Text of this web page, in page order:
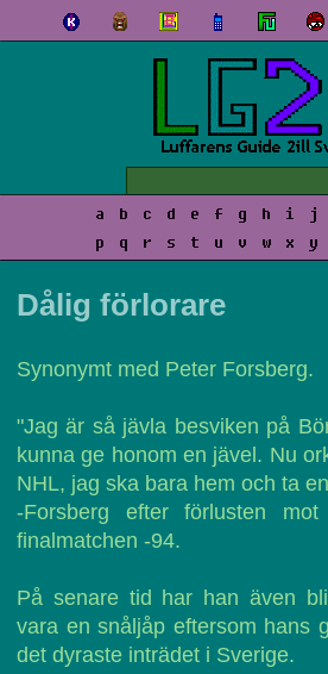
a b c d e f g h i j
p
q r s t u v w x y
Dålig förlorare
Synonymt med Peter Forsberg.
"Jag är så jävla besviken på
kunna ge honom en jävel. Nu
NHL, jag ska bara hem och ta
-Forsberg efter förlusten
finalmatchen -94.
På senare tid har han även
vara en snåljåp eftersom hans
det dyraste inträdet i Sverige.